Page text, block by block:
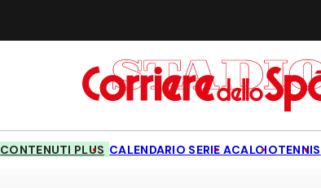
CONTENUTI PLUS CALENDARIO SERIE ACALCIOTENNIS